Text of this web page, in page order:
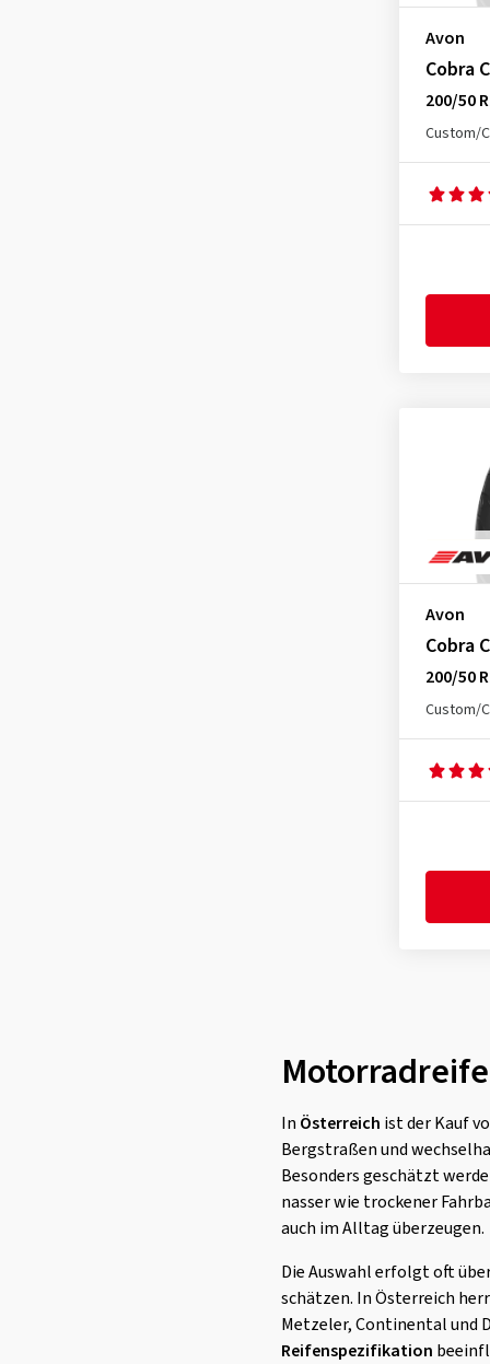
Avon
Cobra
200/50
Custom/
Avon
Cobra
200/50
Custom/
In Österreich ist der Kauf
Bergstraßen und
Besonders geschätzt
nasser wie trockener
auch im Alltag überzeugen.
Die Auswahl erfolgt oft
schätzen. In Österreich
Metzeler, Continental und
Reifenspezifikation